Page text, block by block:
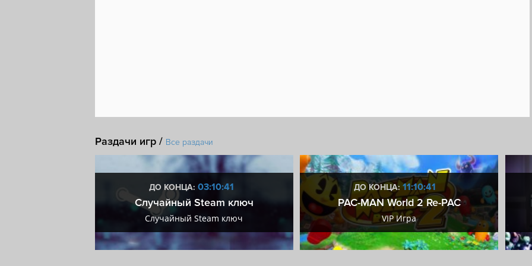
Раздачи игр / Все раздачи
ДО КОНЦА: 03:10:40
Случайный Steam ключ
Случайный Steam ключ
ДО КОНЦА:11:10:40
PAC-MAN World 2 Re-PAC
VIP Игра